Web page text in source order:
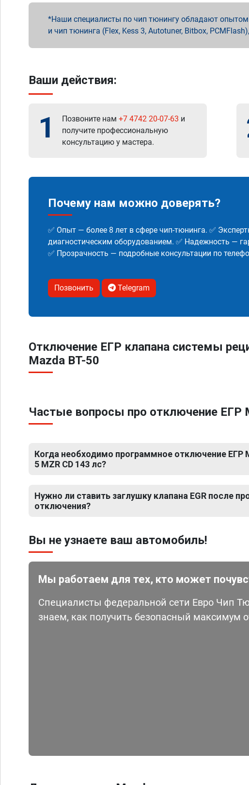
Наши специалисты по чип тюнингу обладают
и чип тюнинга (Flex, Kess 3, Autotuner, Bitbox,
Ваши действия:
1 Позвоните нам +7 4742 20-07-63 и
получите профессиональную
консультацию у мастера.
Почему нам можно доверять?
✅ Опыт — более 8 лет в сфере чип-тюнинга. ✅
диагностическим оборудованием. ✅ Надежность —
✅ Прозрачность — подробные консультации по
Позвонить Telegram
Отключение ЕГР клапана системы
Mazda BT-50
Частые вопросы про отключение ЕГР
Когда необходимо программное отключение ЕГР
5 MZR CD 143 лс?
Нужно ли ставить заглушку клапана EGR после
отключения?
Вы не узнаете ваш автомобиль!
Мы работаем для тех, кто может
Специалисты федеральной сети Евро Чип
знаем, как получить безопасный максимум